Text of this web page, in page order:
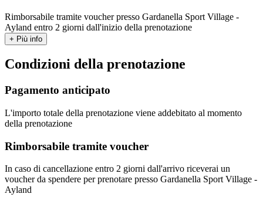
Rimborsabile tramite voucher presso Gardanella Sport Village -
Ayland entro 2 giorni dall'inizio della prenotazione
+ Più info
Condizioni della prenotazione
Pagamento anticipato
L'importo totale della prenotazione viene addebitato al momento
della prenotazione
Rimborsabile tramite voucher
In caso di cancellazione entro 2 giorni dall'arrivo riceverai un
voucher da spendere per prenotare presso Gardanella Sport Village -
Ayland